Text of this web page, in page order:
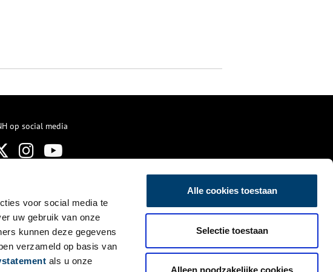
voor social media te
uw gebruik van onze
kunnen deze gegevens
verzameld op basis van
als u onze
Alle cookies toestaan
Selectie toestaan
Alleen noodzakelijke cookies
op social media